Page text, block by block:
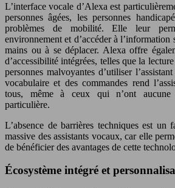
L’interface vocale d’Alexa est
personnes âgées, les personnes
problèmes de mobilité. Elle leur
environnement et d’accéder à
mains ou à se déplacer. Alexa offre
d’accessibilité intégrées, telles que la
personnes malvoyantes d’utiliser
vocabulaire et des commandes rend
tous, même à ceux qui n’ont aucune
particulière.
L’absence de barrières techniques est un
massive des assistants vocaux, car elle
de bénéficier des avantages de cette
Écosystème intégré et